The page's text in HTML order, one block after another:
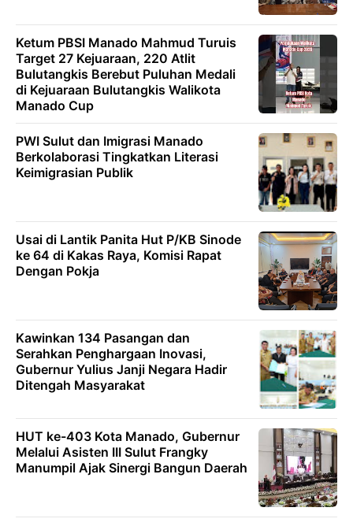
Ketum PBSI Manado Mahmud Turuis
Target 27 Kejuaraan, 220 Atlit
Bulutangkis Berebut Puluhan Medali
di Kejuaraan Bulutangkis Walikota
Manado Cup
PWI Sulut dan Imigrasi Manado
Berkolaborasi Tingkatkan Literasi
Keimigrasian Publik
Usai di Lantik Panita Hut P/KB Sinode
ke 64 di Kakas Raya, Komisi Rapat
Dengan Pokja
Kawinkan 134 Pasangan dan
Serahkan Penghargaan Inovasi,
Gubernur Yulius Janji Negara Hadir
Ditengah Masyarakat
HUT ke-403 Kota Manado, Gubernur
Melalui Asisten III Sulut Frangky
Manumpil Ajak Sinergi Bangun Daerah